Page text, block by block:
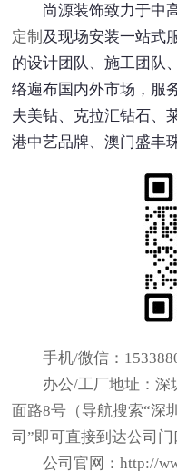
尚源装饰致力于中
定制 及现场安装一站式
的设计团队、施工团队
络遍布国内外市场，服
夫美钻、克拉汇钻石、
港中艺品牌、澳门盛丰
手机/微信：
办公/工厂地址：深
面路8号（导航搜索“深
司”即可直接到达公司门
公司官网：http://